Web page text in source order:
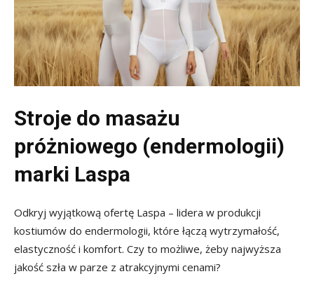
Stroje do masażu
próżniowego (endermologii)
marki Laspa
Odkryj wyjątkową ofertę Laspa – lidera w produkcji
kostiumów do endermologii, które łączą wytrzymałość,
elastyczność i komfort. Czy to możliwe, żeby najwyższa
jakość szła w parze z atrakcyjnymi cenami?